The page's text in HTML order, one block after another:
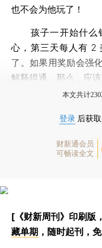
也不会为他玩了！
孩子一开始什么
心，第三天每人有 2
了。如果用奖励会强
解释得通。那么，应
本文共计
登录 后获
财新通会员
可畅读全文
[《财新周刊》印刷版，
藏单期 ，随时起刊，